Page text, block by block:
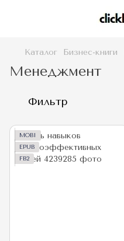
Каталог Бизнес-книги
Менеджмент
Фильтр
MOBI
EPUB
FB2